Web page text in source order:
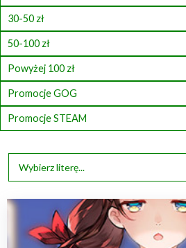
30-50 zł
50-100 zł
Powyżej 100 zł
Promocje GOG
Promocje STEAM